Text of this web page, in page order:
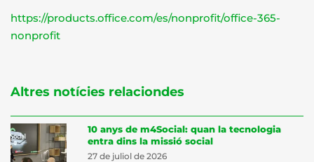
https://products.office.com/es/nonprofit/office-365-
nonprofit
Altres notícies relaciondes
10 anys de m4Social: quan la tecnologia
entra dins la missió social
27 de juliol de 2026